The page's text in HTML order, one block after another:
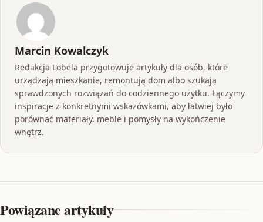
Marcin Kowalczyk
Redakcja Lobela przygotowuje artykuły dla osób, które
urządzają mieszkanie, remontują dom albo szukają
sprawdzonych rozwiązań do codziennego użytku. Łączymy
inspiracje z konkretnymi wskazówkami, aby łatwiej było
porównać materiały, meble i pomysły na wykończenie
wnętrz.
Powiązane artykuły